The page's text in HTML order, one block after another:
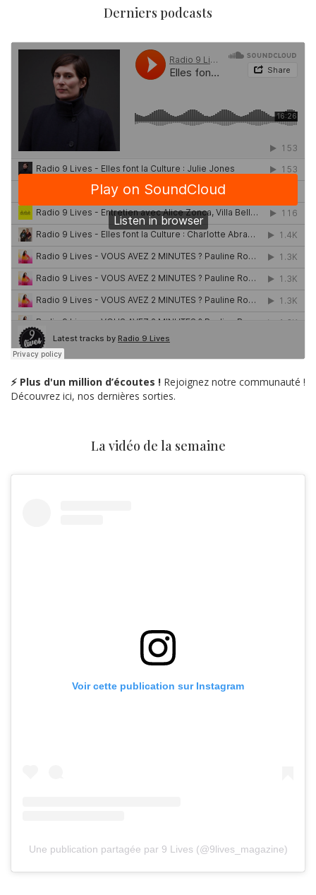
Derniers podcasts
⚡ Plus d'un million d’écoutes ! Rejoignez notre communauté !
Découvrez ici, nos dernières sorties.
La vidéo de la semaine
Voir cette publication sur Instagram
Une publication partagée par 9 Lives (@9lives_magazine)